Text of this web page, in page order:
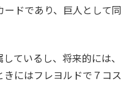
ドであり、巨人として同
ているし、将来的には、
にはフレヨルドで７コス